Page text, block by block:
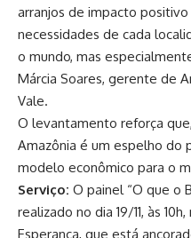
arranjos de impacto
necessidades de cada
o mundo, mas
Márcia Soares, gerente de
Vale.
O levantamento reforça
Amazônia é um espelho do
modelo econômico para o
Serviço: O painel “O que o
realizado no dia 19/11, às
Esperança, que está